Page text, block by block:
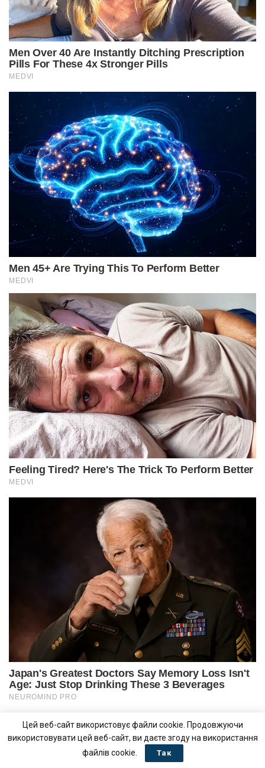
Цей веб-сайт використовує файли cookie. Продовжуючи
використовувати цей веб-сайт, ви даєте згоду на використання
файлів cookie.
Так